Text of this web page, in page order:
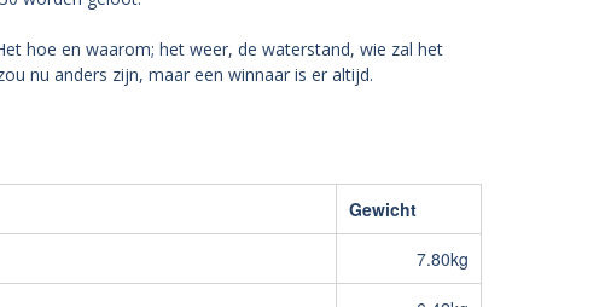
hoe en waarom; het weer, de waterstand, wie zal het
nu anders zijn, maar een winnaar is er altijd.
Gewicht
7.80kg